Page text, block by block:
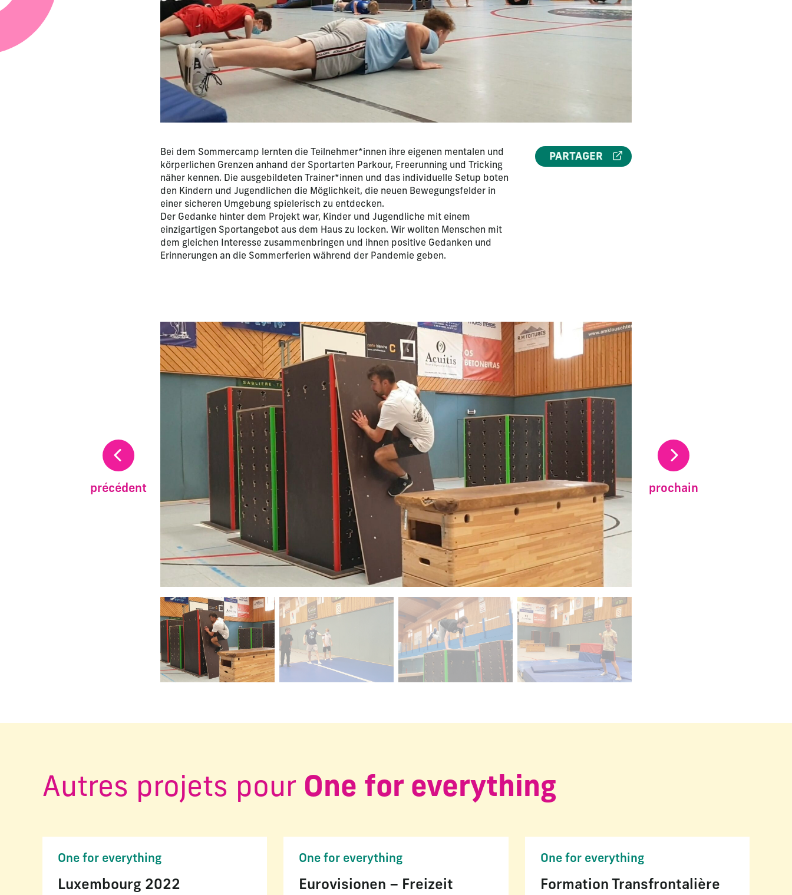
Bei dem Sommercamp lernten die Teilnehmer*innen ihre eigenen mentalen und
körperlichen Grenzen anhand der Sportarten Parkour, Freerunning und Tricking
näher kennen. Die ausgebildeten Trainer*innen und das individuelle Setup boten
den Kindern und Jugendlichen die Möglichkeit, die neuen Bewegungsfelder in
einer sicheren Umgebung spielerisch zu entdecken.
Der Gedanke hinter dem Projekt war, Kinder und Jugendliche mit einem
einzigartigen Sportangebot aus dem Haus zu locken. Wir wollten Menschen mit
dem gleichen Interesse zusammenbringen und ihnen positive Gedanken und
Erinnerungen an die Sommerferien während der Pandemie geben.
PARTAGER
La modification de la diapositive actuelle de ce carrousel modifiera la diapositive actuelle du carrousel de vignettes qui suit.
précédent prochain
Changer la diapositive actuelle de ce carrousel changera la diapositive actuelle du carrousel d'images principales précédent
Autres projets pour One for everything
One for everything
Luxembourg 2022
One for everything
Eurovisionen – Freizeit
One for everything
Formation Transfrontalière